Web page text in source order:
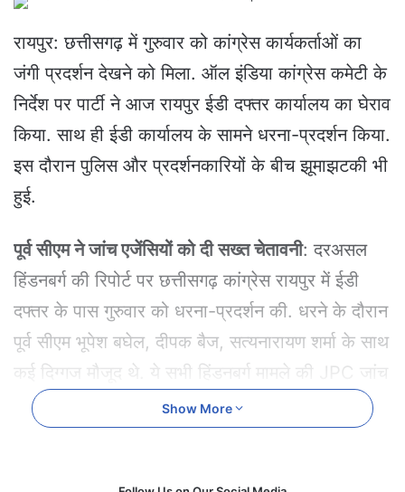
a
n
e
a
i
रायपुर: छत्तीसगढ़ में गुरुवार को कांग्रेस कार्यकर्ताओं का
जंगी प्रदर्शन देखने को मिला. ऑल इंडिया कांग्रेस कमेटी के
निर्देश पर पार्टी ने आज रायपुर ईडी दफ्तर कार्यालय का घेराव
किया. साथ ही ईडी कार्यालय के सामने धरना-प्रदर्शन किया.
इस दौरान पुलिस और प्रदर्शनकारियों के बीच झूमाझटकी भी
हुई.
पूर्व सीएम ने जांच एजेंसियों को दी सख्त चेतावनी: दरअसल
हिंडनबर्ग की रिपोर्ट पर छत्तीसगढ़ कांग्रेस रायपुर में ईडी
दफ्तर के पास गुरुवार को धरना-प्रदर्शन की. धरने के दौरान
पूर्व सीएम भूपेश बघेल, दीपक बैज, सत्यनारायण शर्मा के साथ
कई दिग्गज मौजूद थे. ये सभी हिंडनबर्ग मामले की JPC जांच
और SEBI चीफ के इस्तीफे की मांग को लेकर प्रदर्शन
किया. इस दौरान पूर्व सीएम ने जांच एजेंसियों को चेतावनी दी.
जांच एजेंसियों पर पूर्व सीएम का बड़ा आरोप: प्रदर्शन के
Show More